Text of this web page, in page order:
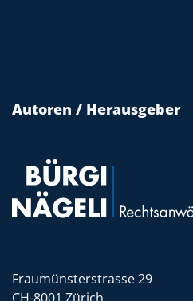
Autoren / Herausgeber
Fraumünsterstrasse 29